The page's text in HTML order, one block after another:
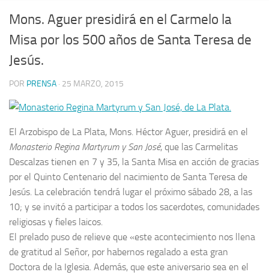
Mons. Aguer presidirá en el Carmelo la
Misa por los 500 años de Santa Teresa de
Jesús.
POR PRENSA · 25 MARZO, 2015
El Arzobispo de La Plata, Mons. Héctor Aguer, presidirá en el
Monasterio Regina Martyrum y San José, que las Carmelitas
Descalzas tienen en 7 y 35, la Santa Misa en acción de gracias
por el Quinto Centenario del nacimiento de Santa Teresa de
Jesús. La celebración tendrá lugar el próximo sábado 28, a las
10; y se invitó a participar a todos los sacerdotes, comunidades
religiosas y fieles laicos.
El prelado puso de relieve que «este acontecimiento nos llena
de gratitud al Señor, por habernos regalado a esta gran
Doctora de la Iglesia. Además, que este aniversario sea en el